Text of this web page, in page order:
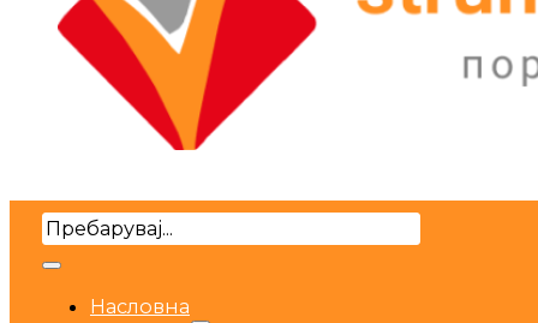
Search
Насловна